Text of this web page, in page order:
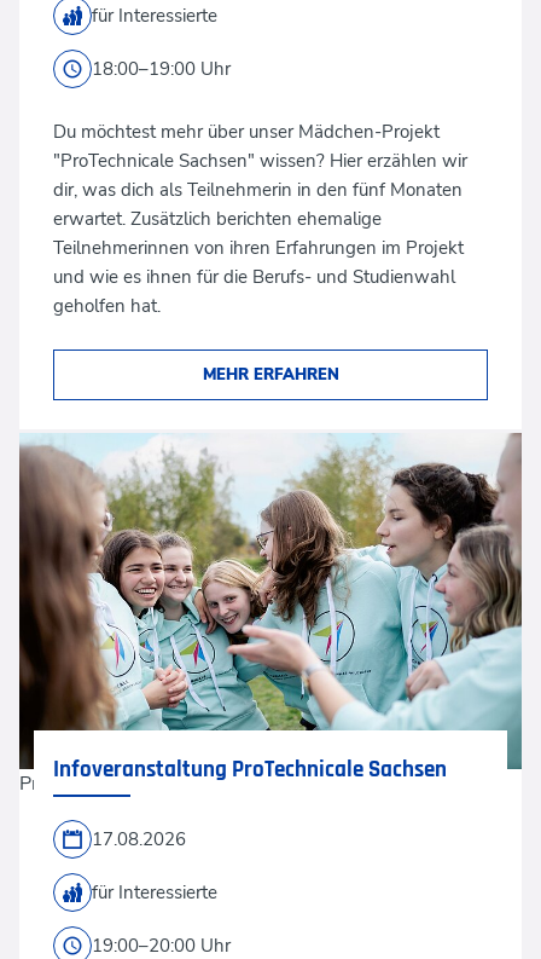
für Interessierte
18:00–19:00 Uhr
Du möchtest mehr über unser Mädchen-Projekt
"ProTechnicale Sachsen" wissen? Hier erzählen wir
dir, was dich als Teilnehmerin in den fünf Monaten
erwartet. Zusätzlich berichten ehemalige
Teilnehmerinnen von ihren Erfahrungen im Projekt
und wie es ihnen für die Berufs- und Studienwahl
geholfen hat.
MEHR ERFAHREN
ProTechnicale
Infoveranstaltung ProTechnicale Sachsen
17.08.2026
für Interessierte
19:00–20:00 Uhr